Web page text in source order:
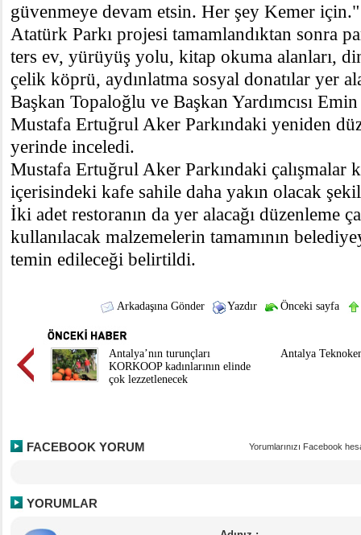
güvenmeye devam etsin. Her şey Kemer
Atatürk Parkı projesi tamamlandıktan sonra
ters ev, yürüyüş yolu, kitap okuma alanları,
çelik köprü, aydınlatma sosyal donatılar yer
Başkan Topaloğlu ve Başkan Yardımcısı
Mustafa Ertuğrul Aker Parkındaki yeniden
yerinde inceledi.
Mustafa Ertuğrul Aker Parkındaki çalışmalar
içerisindeki kafe sahile daha yakın olacak
İki adet restoranın da yer alacağı düzenleme
kullanılacak malzemelerin tamamının
temin edileceği belirtildi.
Arkadaşına Gönder Yazdır Önceki sayfa
Antalya’nın turunçları
KORKOOP kadınlarının elinde
çok lezzetlenecek
Antalya
FACEBOOK YORUM Yorumlarınızı Facebook
YORUMLAR